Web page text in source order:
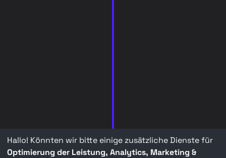
Hallo! Könnten wir bitte einige zusätzliche Dienste für
Optimierung der Leistung, Analytics, Marketing &